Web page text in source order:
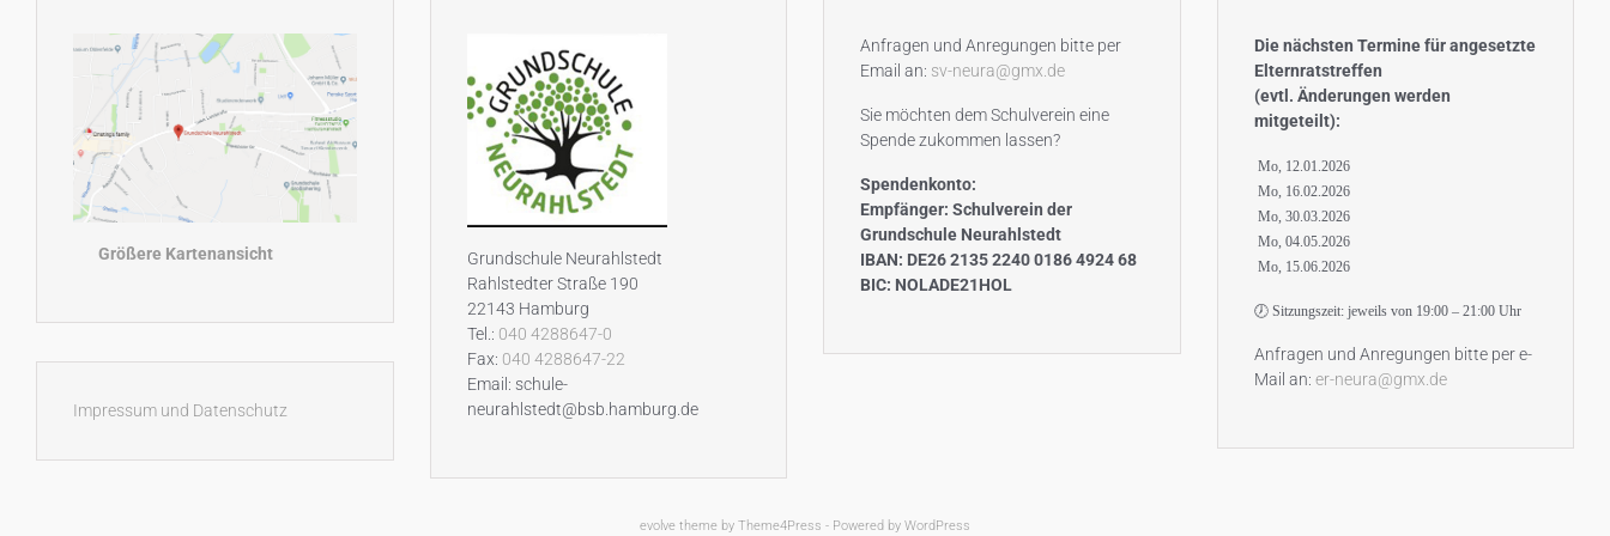
Größere Kartenansicht
Impressum und Datenschutz
Grundschule Neurahlstedt
Rahlstedter Straße 190
22143 Hamburg
Tel.: 040 4288647-0
Fax: 040 4288647-22
Email: schule-
neurahlstedt@bsb.hamburg.de
Anfragen und Anregungen bitte per
Email an: sv-neura@gmx.de
Sie möchten dem Schulverein eine
Spende zukommen lassen?
Spendenkonto:
Empfänger: Schulverein der
Grundschule Neurahlstedt
IBAN: DE26 2135 2240 0186 4924 68
BIC: NOLADE21HOL
Die nächsten Termine für angesetzte
Elternratstreffen
(evtl. Änderungen werden
mitgeteilt):
Mo, 12.01.2026
Mo, 16.02.2026
Mo, 30.03.2026
Mo, 04.05.2026
Mo, 15.06.2026
🕖 Sitzungszeit: jeweils von 19:00 – 21:00 Uhr
Anfragen und Anregungen bitte per e-
Mail an: er-neura@gmx.de
evolve theme by Theme4Press - Powered by WordPress